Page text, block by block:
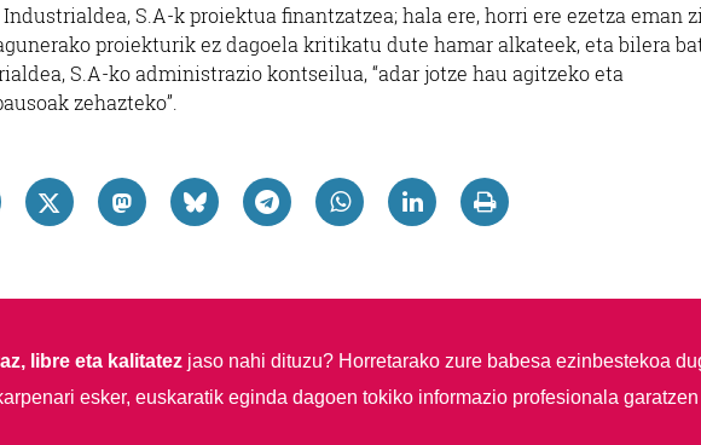
S.A-k proiektua finantzatzea; hala ere, horri ere ezetza eman
proiekturik ez dagoela kritikatu dute hamar alkateek, eta bilera
S.A-ko administrazio kontseilua, “adar jotze hau agitzeko eta
zehazteko”.
libre eta kalitatezjaso nahi dituzu? Horretarako zure babesa ezinbestekoa
esker, euskaratik eginda dagoen tokiko informazio profesionala garatzen